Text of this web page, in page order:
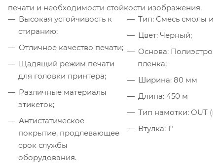
печати и необходимости стойкости изображения.
Высокая устойчивость к
стиранию;
Отличное качество печати;
Щадящий режим печати
для головки принтера;
Различные материалы
этикеток;
Антистатическое
покрытие, продлевающее
срок службы
оборудования.
Тип: Смесь смолы и
Цвет: Черный;
Основа:
пленка;
Ширина: 80 мм
Длина: 450 м
Тип намотки: OUT
Втулка: 1"